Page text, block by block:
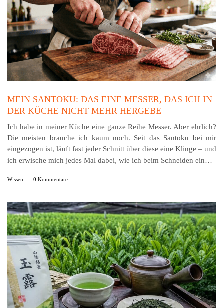
MEIN SANTOKU: DAS EINE MESSER, DAS ICH IN
DER KÜCHE NICHT MEHR HERGEBE
Ich habe in meiner Küche eine ganze Reihe Messer. Aber ehrlich?
Die meisten brauche ich kaum noch. Seit das Santoku bei mir
eingezogen ist, läuft fast jeder Schnitt über diese eine Klinge – und
ich erwische mich jedes Mal dabei, wie ich beim Schneiden ein…
Wissen - 0 Kommentare